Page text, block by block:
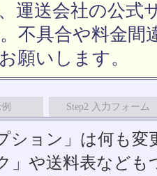
運送会社の公式
不具合や料金間
願いします。
Step2 入力フォーム
ション」は何も
」や送料表など